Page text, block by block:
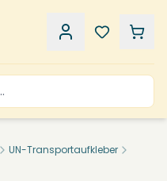
UN-Transportaufkleber